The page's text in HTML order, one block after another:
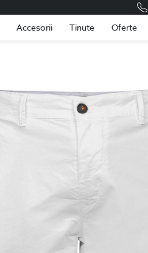
Accesorii Tinute Oferte
Romania